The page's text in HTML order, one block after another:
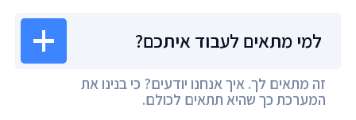
למי מתאים לעבוד איתכם?
זה מתאים לך. איך אנחנו יודעים? כי בנינו את
המערכת כך שהיא תתאים לכולם.